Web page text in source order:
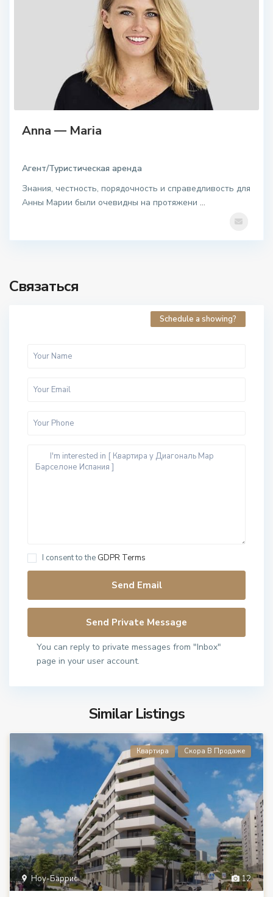
Anna — Maria
Агент/Туристическая аренда
Знания, честность, порядочность и справедливость для
Анны Марии были очевидны на протяжени...
Связаться
Schedule a showing?
I consent to the GDPR Terms
You can reply to private messages from "Inbox"
page in your user account.
Similar Listings
12
Ноу-Баррис
Квартира Скора В Продаже